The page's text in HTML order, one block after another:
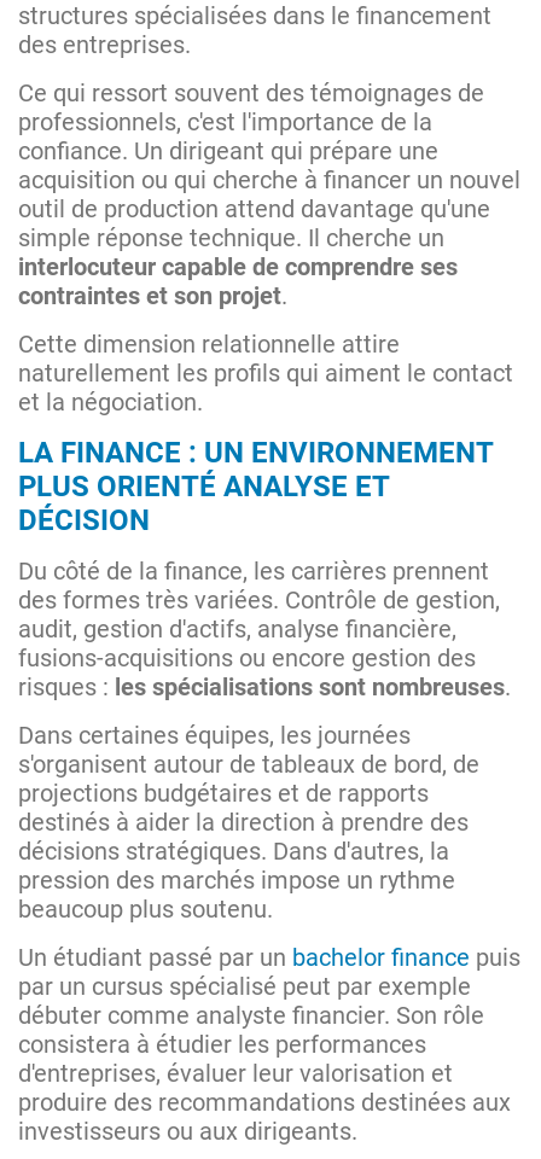
structures spécialisées dans le financement
des entreprises.
Ce qui ressort souvent des témoignages de
professionnels, c'est l'importance de la
confiance. Un dirigeant qui prépare une
acquisition ou qui cherche à financer un nouvel
outil de production attend davantage qu'une
simple réponse technique. Il cherche un
interlocuteur capable de comprendre ses
contraintes et son projet.
Cette dimension relationnelle attire
naturellement les profils qui aiment le contact
et la négociation.
LA FINANCE : UN ENVIRONNEMENT
PLUS ORIENTÉ ANALYSE ET
DÉCISION
Du côté de la finance, les carrières prennent
des formes très variées. Contrôle de gestion,
audit, gestion d'actifs, analyse financière,
fusions-acquisitions ou encore gestion des
risques : les spécialisations sont nombreuses.
Dans certaines équipes, les journées
s'organisent autour de tableaux de bord, de
projections budgétaires et de rapports
destinés à aider la direction à prendre des
décisions stratégiques. Dans d'autres, la
pression des marchés impose un rythme
beaucoup plus soutenu.
Un étudiant passé par un bachelor finance puis
par un cursus spécialisé peut par exemple
débuter comme analyste financier. Son rôle
consistera à étudier les performances
d'entreprises, évaluer leur valorisation et
produire des recommandations destinées aux
investisseurs ou aux dirigeants.